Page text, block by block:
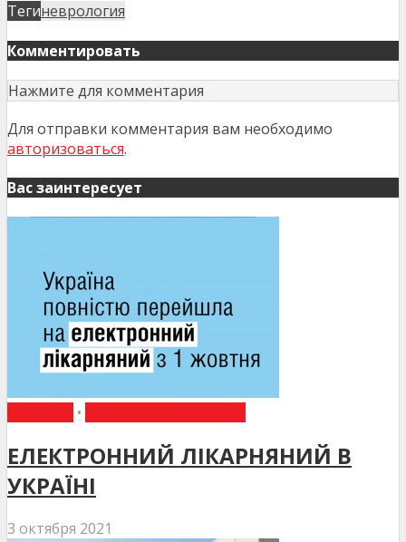
Тегиневрология
Комментировать
Нажмите для комментария
Для отправки комментария вам необходимо
авторизоваться.
Вас заинтересует
•
ЕЛЕКТРОННИЙ ЛІКАРНЯНИЙ В
УКРАЇНІ
3 октября 2021